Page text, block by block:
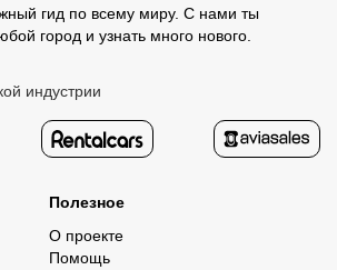
гид по всему миру. С нами ты
город и узнать много нового.
индустрии
Полезное
О проекте
Помощь